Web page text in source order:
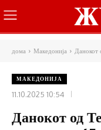
дома Македонија Данокот
МАКЕДОНИЈА
11.10.2025 10:54
Данокот од